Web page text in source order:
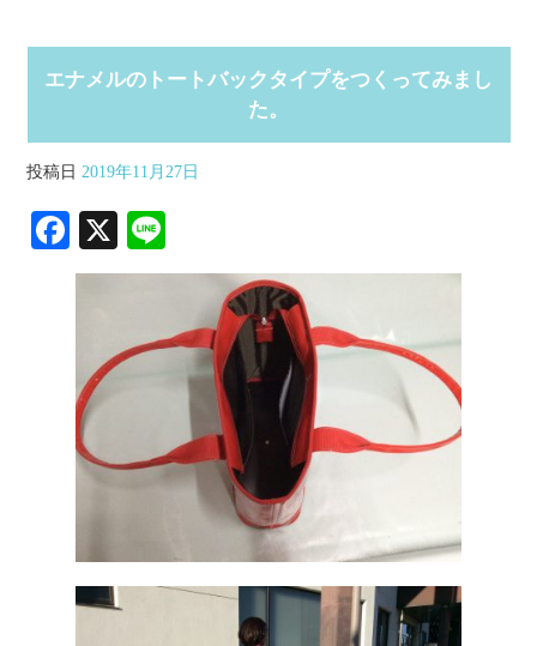
エナメルのトートバックタイプをつくってみまし
た。
投稿日 2019年11月27日
Fa
ce
X
ne